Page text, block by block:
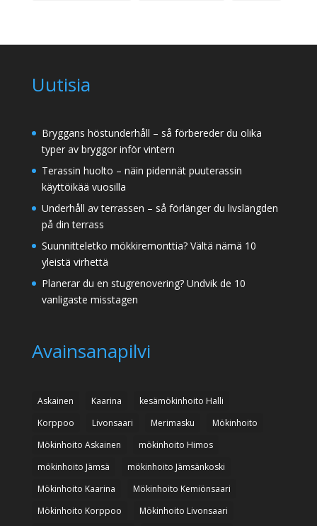
Uutisia
Bryggans höstunderhåll – så förbereder du olika
typer av bryggor inför vintern
Terassin huolto – näin pidennät puuterassin
käyttöikää vuosilla
Underhåll av terrassen – så förlänger du livslängden
på din terrass
Suunnitteletko mökkiremonttia? Vältä nämä 10
yleistä virhettä
Planerar du en stugrenovering? Undvik de 10
vanligaste misstagen
Avainsanapilvi
Askainen Kaarina
kesämökinhoito Halli
Korppoo
Livonsaari Merimasku
Mökinhoito
Mökinhoito Askainen
mökinhoito Himos
mökinhoito Jämsä
mökinhoito Jämsänkoski
Mökinhoito Kaarina
Mökinhoito Kemiönsaari
Mökinhoito Korppoo
Mökinhoito Livonsaari